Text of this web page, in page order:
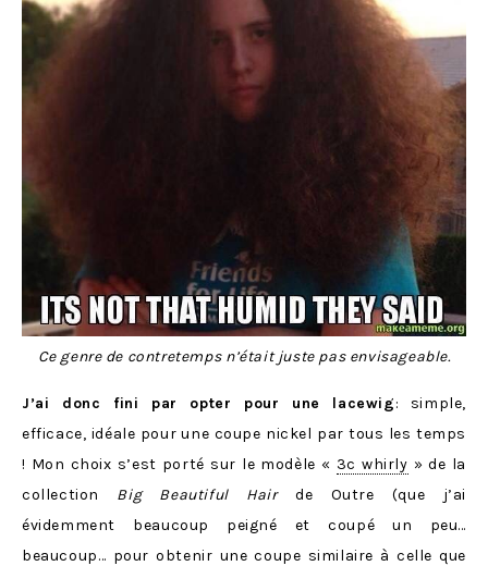
Ce genre de contretemps n’était juste pas envisageable.
J’ai donc fini par opter pour une lacewig: simple,
efficace, idéale pour une coupe nickel par tous les temps
! Mon choix s’est porté sur le modèle « 3c whirly » de la
collection Big Beautiful Hairde Outre (que j’ai
évidemment beaucoup peigné et coupé un peu…
beaucoup… pour obtenir une coupe similaire à celle que